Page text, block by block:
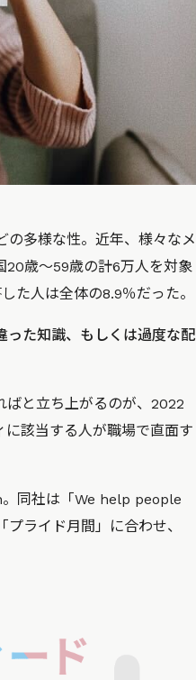
の多様な性。近年、様々なメ
20歳〜59歳の計6万人を対象
た人は全体の8.9％だった。
った知識、もしくは過度な配
ばと立ち上がるのが、2022
に該当する人が職場で直面す
同社は「We help people
ライド月間」に合わせ、